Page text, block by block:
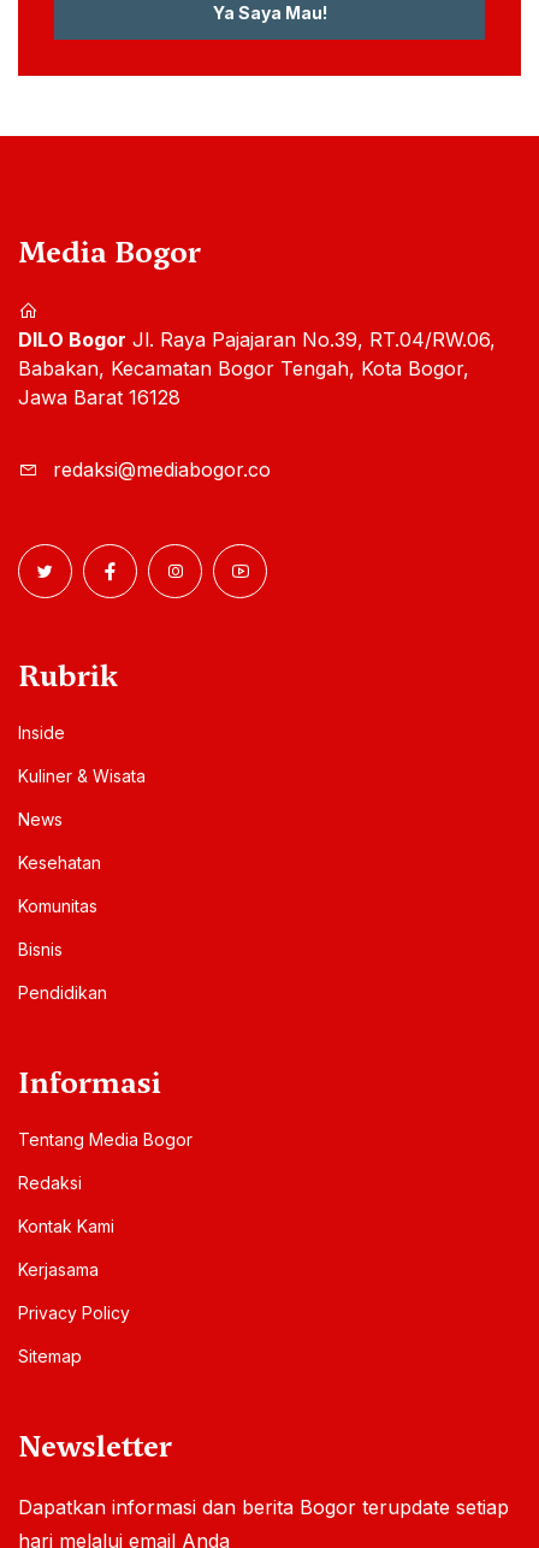
Ya Saya Mau!
Media Bogor
DILO Bogor Jl. Raya Pajajaran No.39, RT.04/RW.06,
Babakan, Kecamatan Bogor Tengah, Kota Bogor,
Jawa Barat 16128
redaksi@mediabogor.co
Rubrik
Inside
Kuliner & Wisata
News
Kesehatan
Komunitas
Bisnis
Pendidikan
Informasi
Tentang Media Bogor
Redaksi
Kontak Kami
Kerjasama
Privacy Policy
Sitemap
Newsletter
Dapatkan informasi dan berita Bogor terupdate setiap
hari melalui email Anda